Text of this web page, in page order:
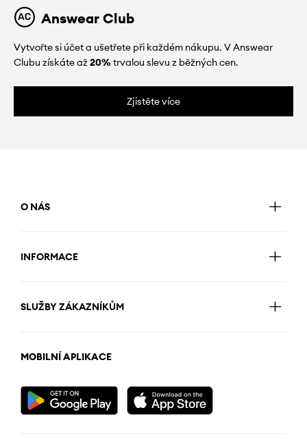
Answear Club
Vytvořte si účet a ušetřete při každém nákupu. V Answear
Clubu získáte až20%trvalou slevu z běžných cen.
Zjistěte více
O NÁS
INFORMACE
SLUŽBY ZÁKAZNÍKŮM
MOBILNÍ APLIKACE